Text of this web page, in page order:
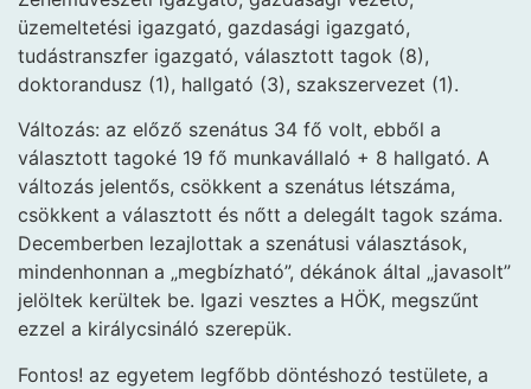
üzemeltetési igazgató, gazdasági igazgató,
tudástranszfer igazgató, választott tagok (8),
doktorandusz (1), hallgató (3), szakszervezet (1).
Változás: az előző szenátus 34 fő volt, ebből a
választott tagoké 19 fő munkavállaló + 8 hallgató. A
változás jelentős, csökkent a szenátus létszáma,
csökkent a választott és nőtt a delegált tagok száma.
Decemberben lezajlottak a szenátusi választások,
mindenhonnan a „megbízható”, dékánok által „javasolt”
jelöltek kerültek be. Igazi vesztes a HÖK, megszűnt
ezzel a királycsináló szerepük.
Fontos! az egyetem legfőbb döntéshozó testülete, a